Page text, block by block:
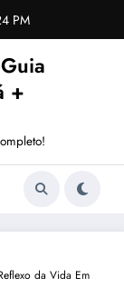
PM
+
da Vida Em